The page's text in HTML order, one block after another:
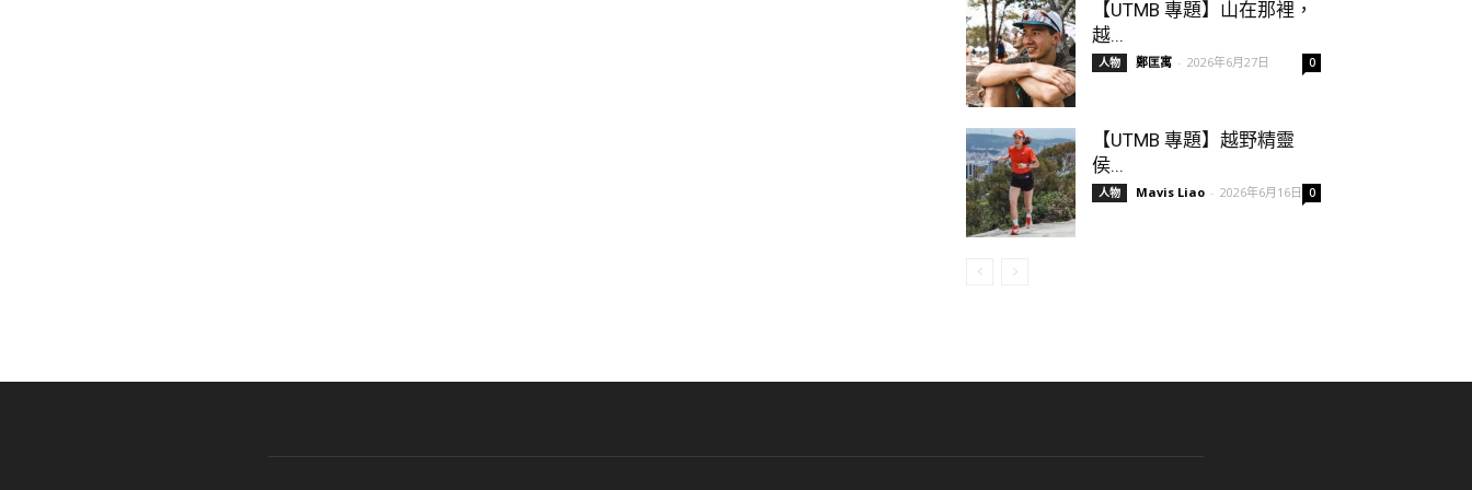
【UTMB 專題】山在那裡，
越...
人物 鄭匡寓 - 2026年6月27日 0
【UTMB 專題】越野精靈
侯...
人物 Mavis Liao - 2026年6月16日 0